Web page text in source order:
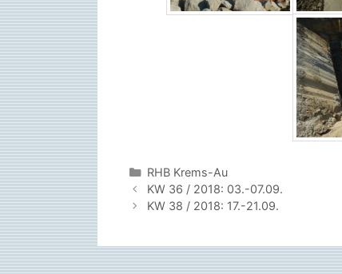
Kategorien
RHB Krems-Au
KW 36 / 2018: 03.-07.09.
KW 38 / 2018: 17.-21.09.